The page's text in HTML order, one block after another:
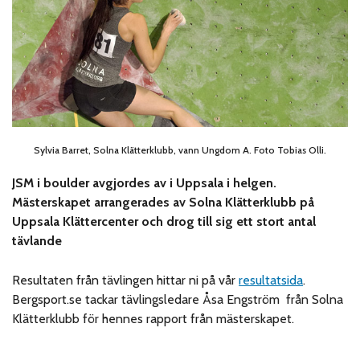
Sylvia Barret, Solna Klätterklubb, vann Ungdom A. Foto Tobias Olli.
JSM i boulder avgjordes av i Uppsala i helgen.
Mästerskapet arrangerades av Solna Klätterklubb på
Uppsala Klättercenter och drog till sig ett stort antal
tävlande
Resultaten från tävlingen hittar ni på vårresultatsida.
Bergsport.se tackar tävlingsledare Åsa Engström från Solna
Klätterklubb för hennes rapport från mästerskapet.